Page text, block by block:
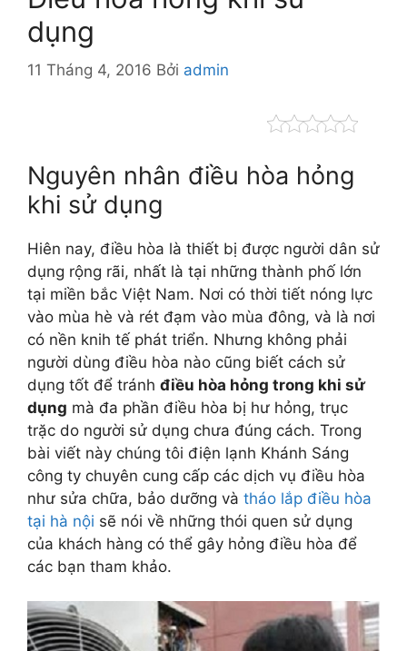
dụng
11 Tháng 4, 2016 Bởi admin
Nguyên nhân điều hòa hỏng
khi sử dụng
Hiên nay, điều hòa là thiết bị được người dân sử
dụng rộng rãi, nhất là tại những thành phố lớn
tại miền bắc Việt Nam. Nơi có thời tiết nóng lực
vào mùa hè và rét đạm vào mùa đông, và là nơi
có nền knih tế phát triển. Nhưng không phải
người dùng điều hòa nào cũng biết cách sử
dụng tốt để tránh điều hòa hỏng trong khi sử
dụng mà đa phần điều hòa bị hư hỏng, trục
trặc do người sử dụng chưa đúng cách. Trong
bài viết này chúng tôi điện lạnh Khánh Sáng
công ty chuyên cung cấp các dịch vụ điều hòa
như sửa chữa, bảo dưỡng và tháo lắp điều hòa
tại hà nội sẽ nói về những thói quen sử dụng
của khách hàng có thể gây hỏng điều hòa để
các bạn tham khảo.